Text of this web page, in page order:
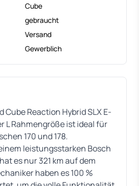
Cube
gebraucht
Versand
Gewerblich
Cube Reaction Hybrid SLX E-
L Rahmengröße ist ideal für
170 und 178.
leistungsstarken Bosch
es nur 321 km auf dem
haben es 100 %